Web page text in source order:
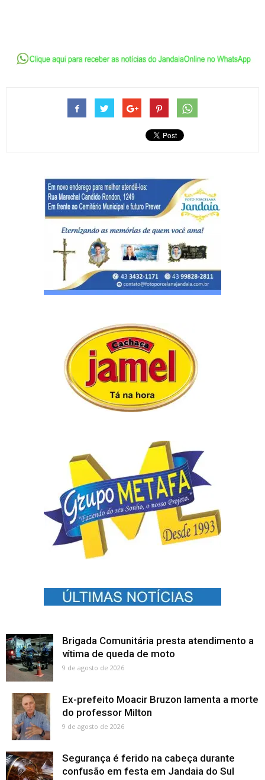
Brigada Comunitária presta atendimento a
vítima de queda de moto
9 de agosto de 2026
Ex-prefeito Moacir Bruzon lamenta a morte
do professor Milton
9 de agosto de 2026
Segurança é ferido na cabeça durante
confusão em festa em Jandaia do Sul